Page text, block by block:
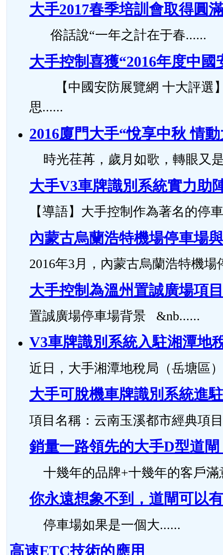
大手2017春季培訓會取得圓
俗話說“一年之計在于春......
大手控制喜獲“2016年度中
【中國安防展覽網 十大評選
思......
2016廈門大手“悅享中秋 情
時光荏苒，歲月如歌，轉眼又
大手V3車牌識別系統實力助
【導語】大手控制作為著名的停
內蒙古烏蘭浩特機場停車場
2016年3月，內蒙古烏蘭浩特機
大手控制為溫州置誠廣場項
置誠廣場停車場背景 &nb......
V3車牌識別系統入駐湘潭地
近日，大手湘潭地稅局（岳塘區
大手可脫機車牌識別系統進
項目名稱：云南玉溪都市經典項
銷量一路領先的大手D型道
十幾年的品牌+十幾年的客戶滿
你永遠想象不到，道閘可以
停車場如果是一個大......
高速ETC技術的應用